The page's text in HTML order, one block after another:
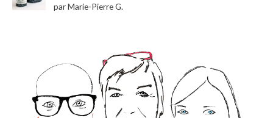
Note5sur
5
par Marie-Pierre G.